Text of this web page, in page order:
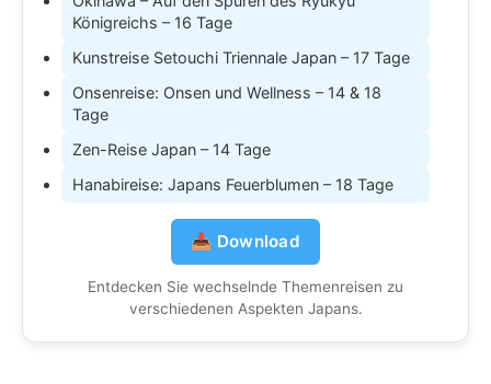
Königreichs – 16 Tage
Kunstreise Setouchi Triennale Japan – 17 Tage
Onsenreise: Onsen und Wellness – 14 & 18
Tage
Zen-Reise Japan – 14 Tage
Hanabireise: Japans Feuerblumen – 18 Tage
📥 Download
Entdecken Sie wechselnde Themenreisen zu
verschiedenen Aspekten Japans.